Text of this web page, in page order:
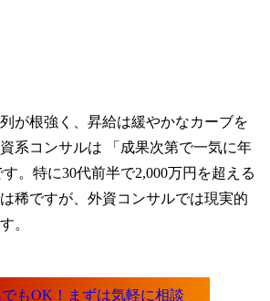
渉のポイント
野に入れる
転職エージェントの活用が必須
エージェントを利用するメリット
スできる
定実績を把握している
した説得力のある交渉が可能
が根強く、昇給は緩やかなカーブを
系コンサルは 「成果次第で一気に年
。特に30代前半で2,000万円を超える
稀ですが、外資コンサルでは現実的
。